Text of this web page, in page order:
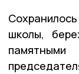
школы,